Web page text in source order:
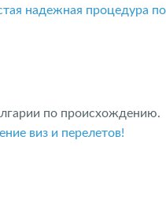
надежная процедура
по происхождению.
виз и перелетов!